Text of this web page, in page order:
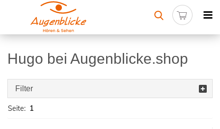
Hugo bei Augenblicke.shop
Filter
Seite: 1